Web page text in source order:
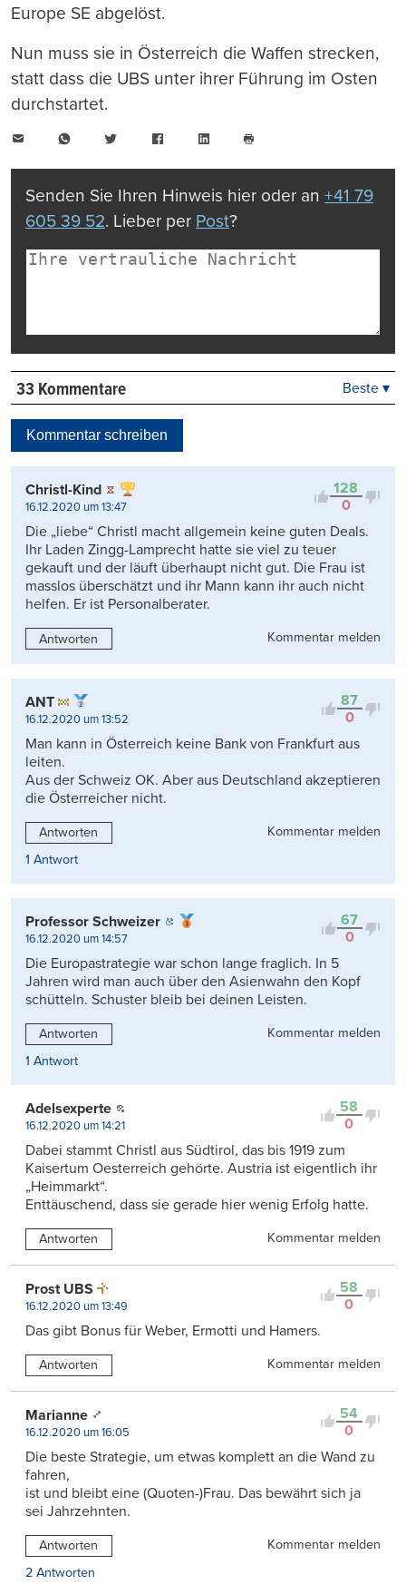
Europe SE abgelöst.
Nun muss sie in Österreich die Waffen strecken,
statt dass die UBS unter ihrer Führung im Osten
durchstartet.
WhatsAppTwitter FacebookLinkedIn
drucken
Senden Sie Ihren Hinweis hier oder an +41 79
605 39 52. Lieber per Post?
33 Kommentare
Kontrovers
Beste ▾
Kommentar schreiben
128
0
Christl-Kind
16.12.2020 um 13:47
Die „liebe“ Christl macht allgemein keine guten Deals.
Ihr Laden Zingg-Lamprecht hatte sie viel zu teuer
gekauft und der läuft überhaupt nicht gut. Die Frau ist
masslos überschätzt und ihr Mann kann ihr auch nicht
helfen. Er ist Personalberater.
Antworten Kommentar melden
87
0
ANT
16.12.2020 um 13:52
Man kann in Österreich keine Bank von Frankfurt aus
leiten.
Aus der Schweiz OK. Aber aus Deutschland akzeptieren
die Österreicher nicht.
Antworten
Kommentar melden
1 Antwort
67
0
Professor Schweizer
16.12.2020 um 14:57
Die Europastrategie war schon lange fraglich. In 5
Jahren wird man auch über den Asienwahn den Kopf
schütteln. Schuster bleib bei deinen Leisten.
Antworten
Kommentar melden
1 Antwort
58
0
Adelsexperte
16.12.2020 um 14:21
Dabei stammt Christl aus Südtirol, das bis 1919 zum
Kaisertum Oesterreich gehörte. Austria ist eigentlich ihr
„Heimmarkt“.
Enttäuschend, dass sie gerade hier wenig Erfolg hatte.
Antworten Kommentar melden
58
0
Prost UBS
16.12.2020 um 13:49
Das gibt Bonus für Weber, Ermotti und Hamers.
Antworten Kommentar melden
54
0
Marianne
16.12.2020 um 16:05
Die beste Strategie, um etwas komplett an die Wand zu
fahren,
ist und bleibt eine (Quoten-)Frau. Das bewährt sich ja
sei Jahrzehnten.
Antworten
Kommentar melden
2 Antworten